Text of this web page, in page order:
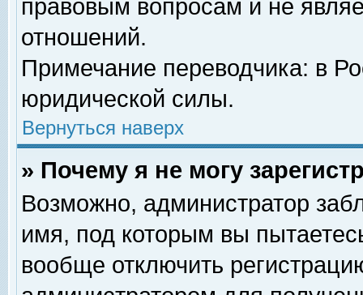
правовым вопросам и не
отношений.
Примечание переводчика: в
юридической силы.
Вернуться наверх
» Почему я не могу
Возможно, администратор
имя, под которым вы
вообще отключить